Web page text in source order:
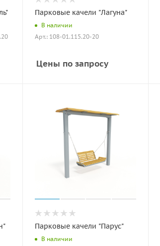
Парковые качели "Лагуна"
В наличии
Арт.: 108-01.115.20-20
Цены по запросу
Парковые качели "Парус"
В наличии